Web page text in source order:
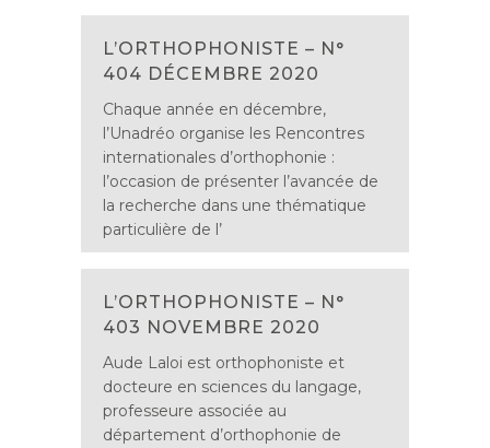
L’ORTHOPHONISTE – N°
404 DÉCEMBRE 2020
Chaque année en décembre,
l’Unadréo organise les Rencontres
internationales d’orthophonie :
l’occasion de présenter l’avancée de
la recherche dans une thématique
particulière de l’
L’ORTHOPHONISTE – N°
403 NOVEMBRE 2020
Aude Laloi est orthophoniste et
docteure en sciences du langage,
professeure associée au
département d’orthophonie de